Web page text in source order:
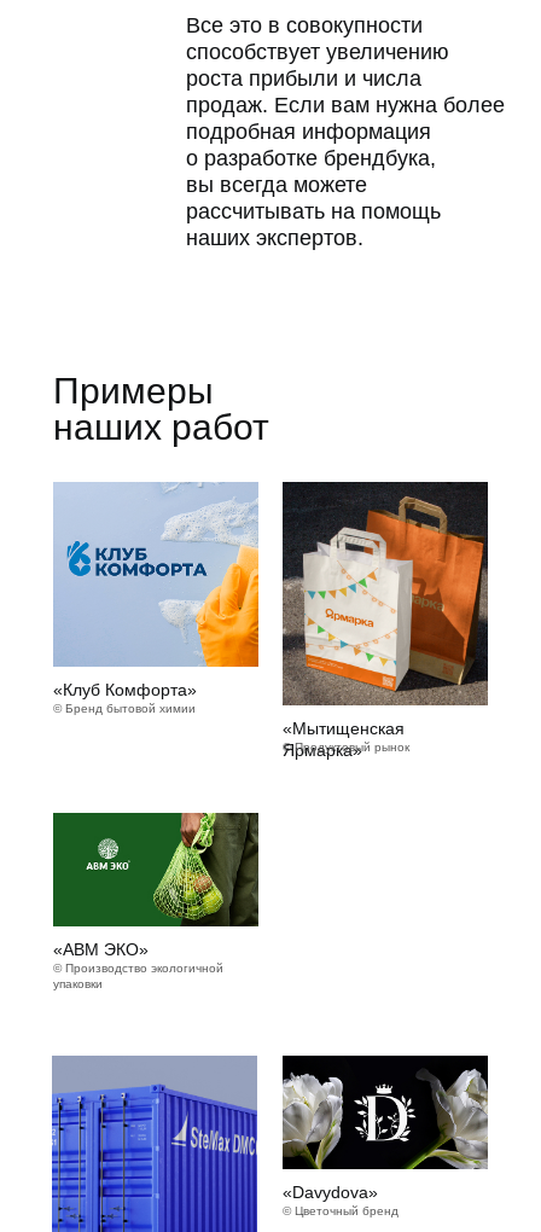
Все это в совокупности
способствует увеличению
роста прибыли и числа
продаж. Если вам нужна более
подробная информация
о разработке брендбука,
вы всегда можете
рассчитывать на помощь
наших экспертов.
Примеры
наших работ
«Клуб Комфорта»
© Бренд бытовой химии
«Мытищенская
Ярмарка»
© Продуктовый рынок
«АВМ ЭКО»
© Производство экологичной
упаковки
«Davydova»
© Цветочный бренд